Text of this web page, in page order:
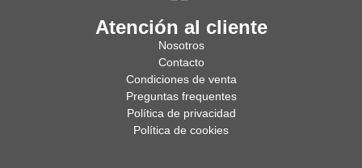
Atención al cliente
Nosotros
Contacto
Condiciones de venta
Preguntas frequentes
Política de privacidad
Política de cookies